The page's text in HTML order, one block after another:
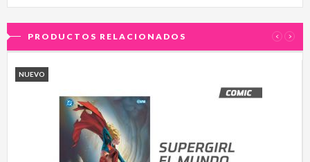
PRODUCTOS RELACIONADOS ‹ ›
NUEVO